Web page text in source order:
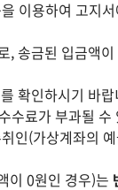
이용하여 고지
송금된 입금액
확인하시기 바랍
수료가 부과될 수
인(가상계좌의
이 0원인 경우)는